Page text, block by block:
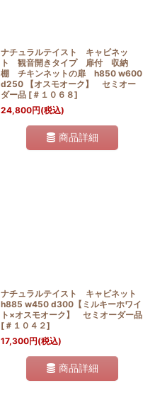
ナチュラルテイスト キャビネッ
ト 観音開きタイプ 扉付 収納
棚 チキンネットの扉 h850 w600
d250 【オスモオーク】 セミオー
ダー品 [ ＃１０６８]
24,800円(税込)
商品詳細
ナチュラルテイスト キャビネット
h885 w450 d300【ミルキーホワイ
ト×オスモオーク】 セミオーダー品
[ ＃１０４２]
17,300円(税込)
商品詳細